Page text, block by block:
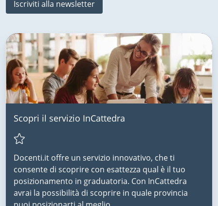
Iscriviti alla newsletter
Scopri il servizio InCattedra
Docenti.it offre un servizio innovativo, che ti
consente di scoprire con esattezza qual è il tuo
posizionamento in graduatoria. Con InCattedra
avrai la possibilità di scoprire in quale provincia